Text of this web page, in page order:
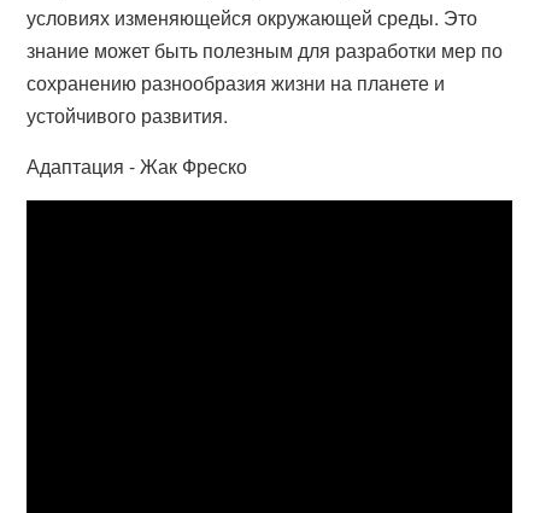
условиях изменяющейся окружающей среды. Это
знание может быть полезным для разработки мер по
сохранению разнообразия жизни на планете и
устойчивого развития.
Адаптация - Жак Фреско